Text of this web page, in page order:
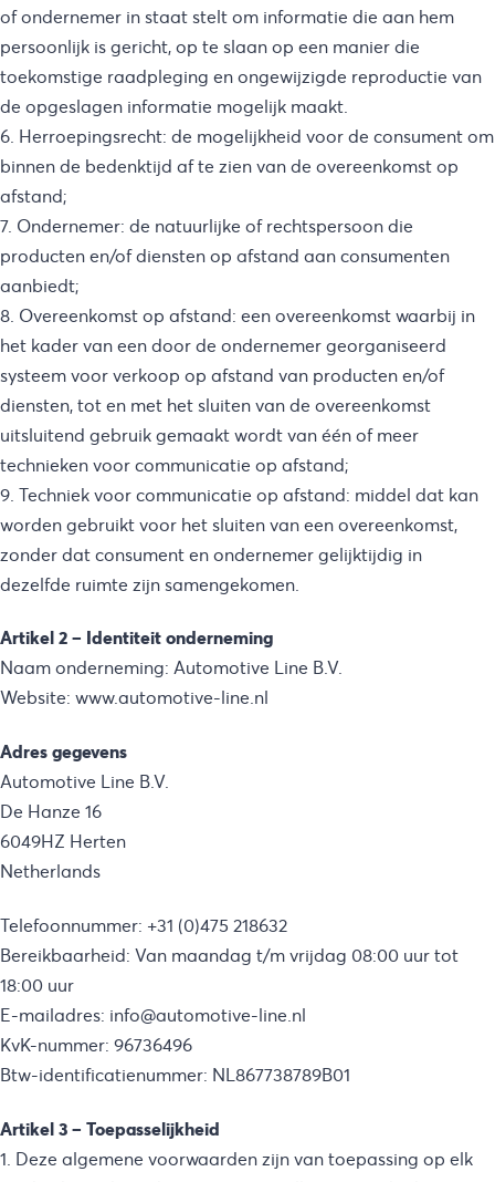
of ondernemer in staat stelt om informatie die aan hem
persoonlijk is gericht, op te slaan op een manier die
toekomstige raadpleging en ongewijzigde reproductie van
de opgeslagen informatie mogelijk maakt.
6. Herroepingsrecht: de mogelijkheid voor de consument om
binnen de bedenktijd af te zien van de overeenkomst op
afstand;
7. Ondernemer: de natuurlijke of rechtspersoon die
producten en/of diensten op afstand aan consumenten
aanbiedt;
8. Overeenkomst op afstand: een overeenkomst waarbij in
het kader van een door de ondernemer georganiseerd
systeem voor verkoop op afstand van producten en/of
diensten, tot en met het sluiten van de overeenkomst
uitsluitend gebruik gemaakt wordt van één of meer
technieken voor communicatie op afstand;
9. Techniek voor communicatie op afstand: middel dat kan
worden gebruikt voor het sluiten van een overeenkomst,
zonder dat consument en ondernemer gelijktijdig in
dezelfde ruimte zijn samengekomen.
Artikel 2 – Identiteit onderneming
Naam onderneming: Automotive Line B.V.
Website: www.automotive-line.nl
Adres gegevens
Automotive Line B.V.
De Hanze 16
6049HZ Herten
Netherlands
Telefoonnummer: +31 (0)475 218632
Bereikbaarheid: Van maandag t/m vrijdag 08:00 uur tot
18:00 uur
E-mailadres: info@automotive-line.nl
KvK-nummer: 96736496
Btw-identificatienummer: NL867738789B01
Artikel 3 – Toepasselijkheid
1. Deze algemene voorwaarden zijn van toepassing op elk